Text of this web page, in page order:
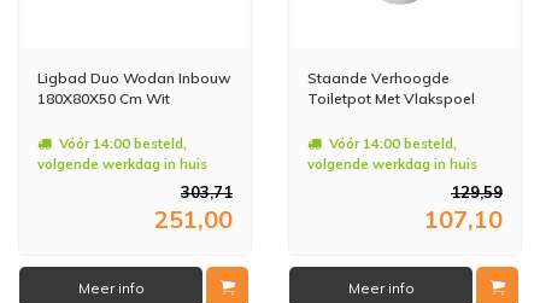
Ligbad Duo Wodan Inbouw
180X80X50 Cm Wit
Vóór 14:00 besteld,
volgende werkdag in huis
303,71
251,00
Meer info
Staande Verhoogde
Toiletpot Met Vlakspoel
Vóór 14:00 besteld,
volgende werkdag in huis
129,59
107,10
Meer info